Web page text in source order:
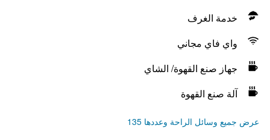
خدمة الغرف
واي فاي مجاني
جهاز صنع القهوة/ الشاي
آلة صنع القهوة
عرض جميع وسائل الراحة وعددها 135